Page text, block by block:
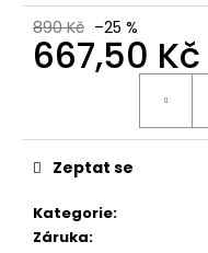
890 Kč –25 %
667,50 Kč
Kategorie:
Záruka:
Zeptat se
TSB
26003
BLAME
WHITE
Původně:
Kč